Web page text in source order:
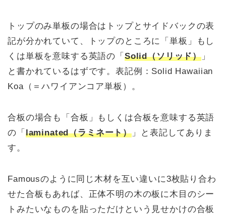
トップのみ単板の場合はトップとサイドバックの表
記が分かれていて、トップのところに「単板」もし
くは単板を意味する英語の「 Solid（ソリッド） 」
と書かれているはずです。表記例：Solid Hawaiian
Koa（＝ハワイアンコア単板）。
合板の場合も「合板」もしくは合板を意味する英語
の「 laminated（ラミネート） 」と表記してありま
す。
Famousのように同じ木材を互い違いに3枚貼り合わ
せた合板もあれば、正体不明の木の板に木目のシー
トみたいなものを貼っただけという見せかけの合板